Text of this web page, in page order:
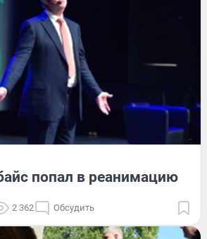
попал в реанимацию
2 362 Обсудить